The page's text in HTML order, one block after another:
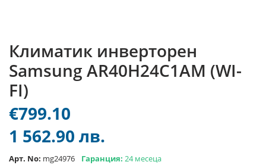
Климатик инверторен
Samsung AR40H24C1AM (WI-
FI)
€799.10
1 562.90 лв.
Арт. No: mg24976 Гаранция: 24 месеца